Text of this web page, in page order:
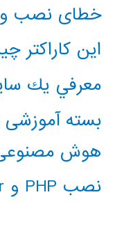
خطای نصب
این کاراکتر
معرفي يك
بسته
هوش
نصب PHP و composer در ویندوز 10